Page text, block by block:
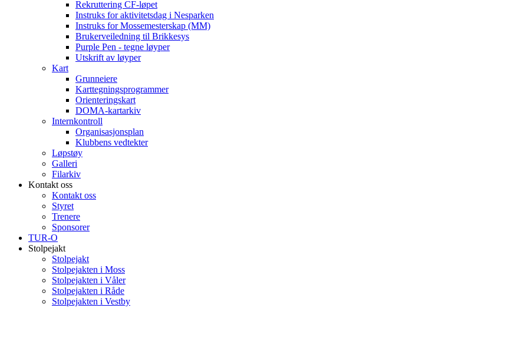
Rekruttering CF-løpet
Instruks for aktivitetsdag i Nesparken
Instruks for Mossemesterskap (MM)
Brukerveiledning til Brikkesys
Purple Pen - tegne løyper
Utskrift av løyper
Kart
Grunneiere
Karttegningsprogrammer
Orienteringskart
DOMA-kartarkiv
Internkontroll
Organisasjonsplan
Klubbens vedtekter
Løpstøy
Galleri
Filarkiv
Kontakt oss
Kontakt oss
Styret
Trenere
Sponsorer
TUR-O
Stolpejakt
Stolpejakt
Stolpejakten i Moss
Stolpejakten i Våler
Stolpejakten i Råde
Stolpejakten i Vestby